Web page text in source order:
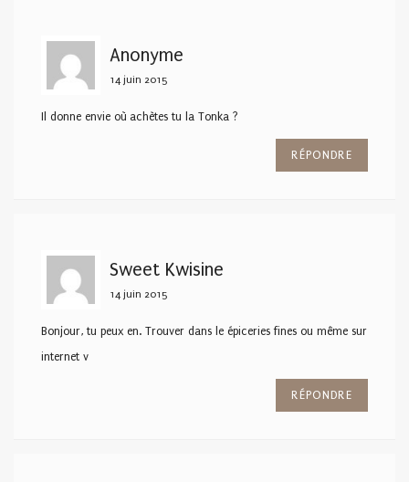
Anonyme
14 juin 2015
Il donne envie où achètes tu la Tonka ?
RÉPONDRE
Sweet Kwisine
14 juin 2015
Bonjour, tu peux en. Trouver dans le épiceries fines ou même sur
internet v
RÉPONDRE